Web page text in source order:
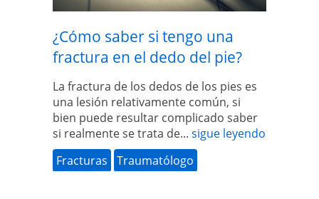
¿Cómo saber si tengo una
fractura en el dedo del pie?
La fractura de los dedos de los pies es
una lesión relativamente común, si
bien puede resultar complicado saber
si realmente se trata de... sigue leyendo
Fracturas
Traumatólogo